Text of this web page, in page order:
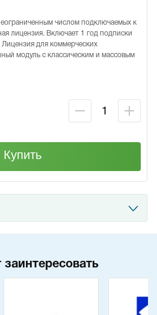
числом подключаемых к
лицензия. Включает 1 год подписки
для коммерческих
модуль с классическим и массовым
Купить